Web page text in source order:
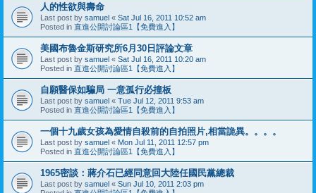
人的性欲與壽命
Last post by samuel « Sat Jul 16, 2011 10:52 am
Posted in 直進公開討論區1【免費進入】
美國布魯金斯研究所6月30日評論文章
Last post by samuel « Sat Jul 16, 2011 10:20 am
Posted in 直進公開討論區1【免費進入】
自願醫保如騙局 一意孤行必撞板
Last post by samuel « Tue Jul 12, 2011 9:53 am
Posted in 直進公開討論區1【免費進入】
一個十九歲女孩為愛情自殺前的自拍照片,相當詭異。。。。
Last post by samuel « Mon Jul 11, 2011 12:57 pm
Posted in 直進公開討論區1【免費進入】
1965密談：蔣介石已經同意回大陸任國民黨總裁
Last post by samuel « Sun Jul 10, 2011 2:03 pm